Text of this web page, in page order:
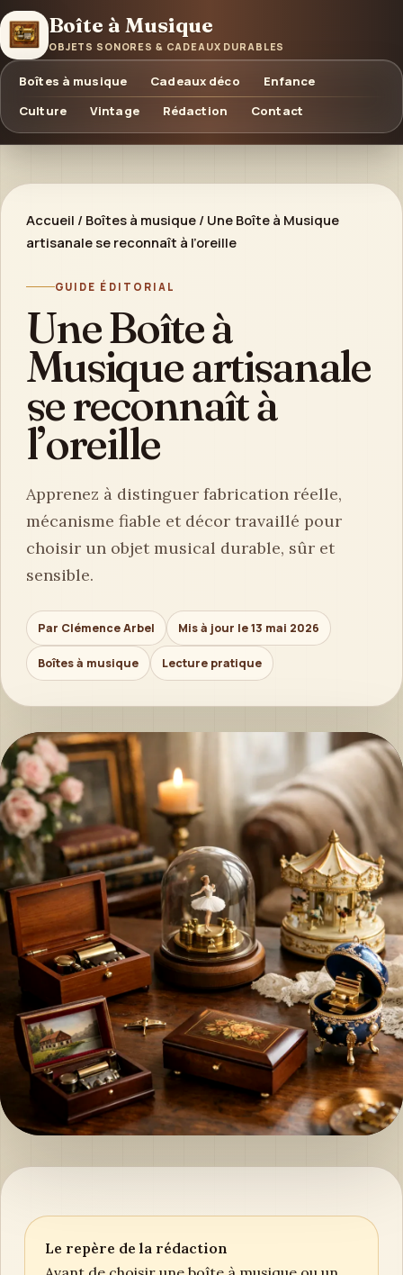
Boîte à Musique
OBJETS SONORES & CADEAUX DURABLES
Boîtes à musique Cadeaux déco
Enfance
Culture
Vintage Rédaction Contact
Accueil / Boîtes à musique / Une Boîte à Musique
artisanale se reconnaît à l’oreille
GUIDE ÉDITORIAL
Une Boîte à
Musique artisanale
se reconnaît à
l’oreille
Apprenez à distinguer fabrication réelle,
mécanisme fiable et décor travaillé pour
choisir un objet musical durable, sûr et
sensible.
Par Clémence Arbel Mis à jour le 13 mai 2026
Boîtes à musique Lecture pratique
Le repère de la rédaction